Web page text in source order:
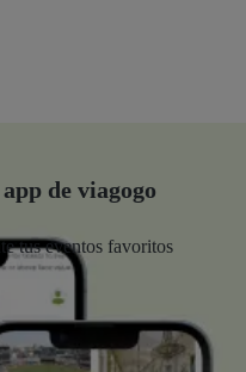
de viagogo
tus eventos favoritos